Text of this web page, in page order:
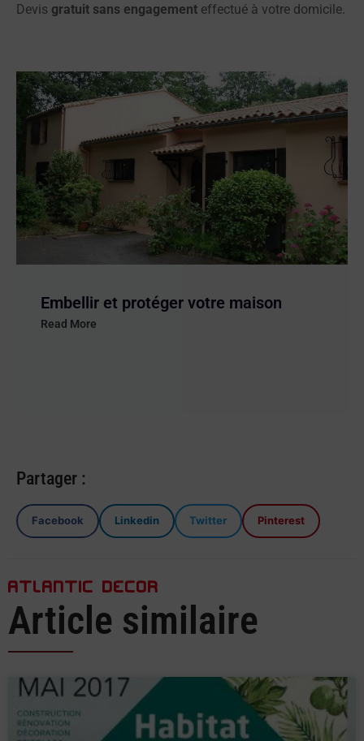
Devis gratuit sans engagement effectué à votre domicile.
Partager :
Facebook Linkedin Twitter Pinterest
ATLANTIC DECOR
Article similaire